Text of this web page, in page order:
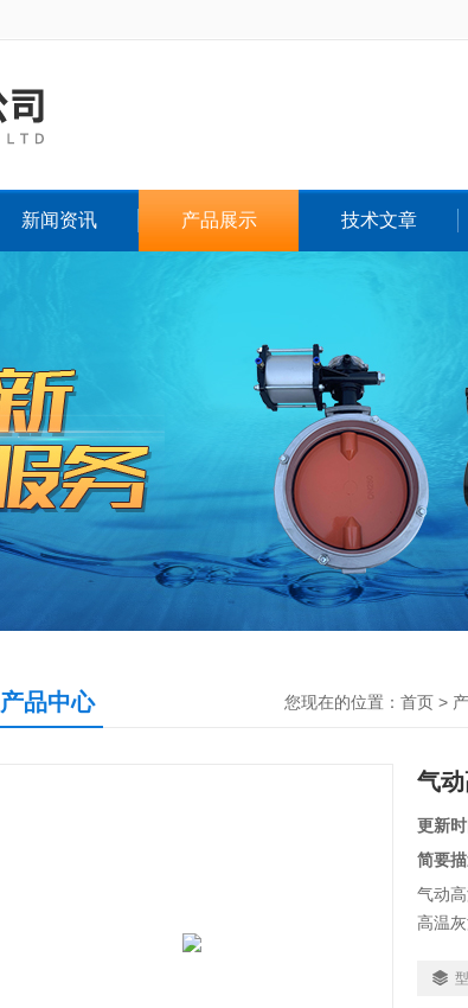
新闻资讯 产品展示 技术文章
产品中心 您现在的位置： 首页 >
气
更新时
简要描
气动
高温
制，